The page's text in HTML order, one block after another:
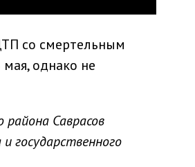
со смертельным
однако не
Саврасов
государственного